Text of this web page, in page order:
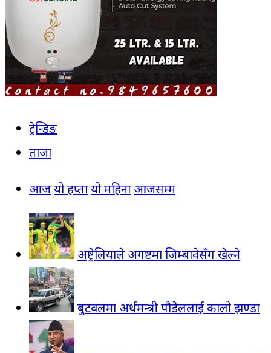
ट्रेन्डिङ
ताजा
आजयो हप्तायो महिना आजसम्म
अष्ट्रेलियाले अगष्टमा जिम्बावेसँग खेल्ने
बुटवलमा अर्थमन्त्री पौडेललाई कालो झण्डा